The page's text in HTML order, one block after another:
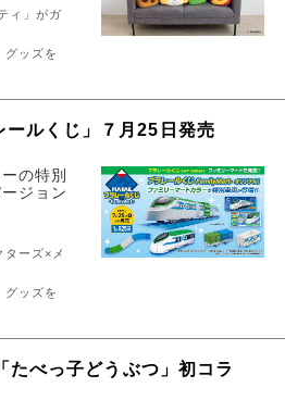
ィ」がガ
ッズを
ールくじ」７月25日発売
の特別
ジョン
ーズ×メ
ッズを
たべっ子どうぶつ」初コラ